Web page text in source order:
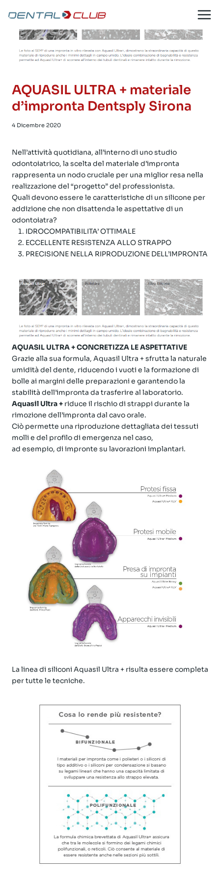
contenuto
AQUASIL ULTRA + materiale
d’impronta Dentsply Sirona
4 Dicembre 2020
Nell’attività quotidiana, all’interno di uno studio
odontoiatrico, la scelta del materiale d’impronta
rappresenta un nodo cruciale per una miglior resa nella
realizzazione del “progetto” del professionista.
Quali devono essere le caratteristiche di un silicone per
addizione che non disattenda le aspettative di un
odontoiatra?
IDROCOMPATIBILITA’ OTTIMALE
ECCELLENTE RESISTENZA ALLO STRAPPO
PRECISIONE NELLA RIPRODUZIONE DELL’IMPRONTA
AQUASIL ULTRA + CONCRETIZZA LE ASPETTATIVE
Grazie alla sua formula, Aquasil Ultra + sfrutta la naturale
umidità del dente, riducendo i vuoti e la formazione di
bolle ai margini delle preparazioni e garantendo la
stabilità dell’impronta da trasferire al laboratorio.
Aquasil Ultra + riduce il rischio di strappi durante la
rimozione dell’impronta dal cavo orale.
Ciò permette una riproduzione dettagliata dei tessuti
molli e del profilo di emergenza nel caso,
ad esempio, di impronte su lavorazioni implantari.
La linea di siliconi Aquasil Ultra + risulta essere completa
per tutte le tecniche.